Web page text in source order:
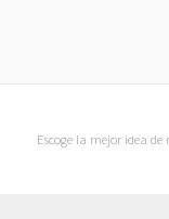
Escoge la mejor idea de